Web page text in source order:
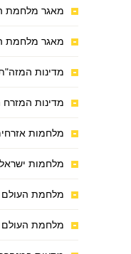
מאגר מלחמת
מאגר מלחמת
מדינות
מדינות המזרח
מלחמות
מלחמות ישראל
מלחמת העולם
מלחמת העולם